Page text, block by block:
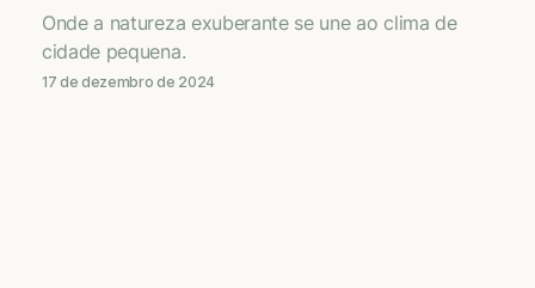
Onde a natureza exuberante se une ao clima de
cidade pequena.
17 de dezembro de 2024